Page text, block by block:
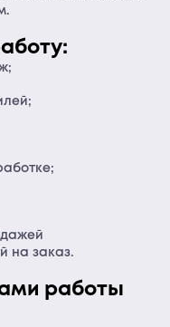
на заказ.
работы